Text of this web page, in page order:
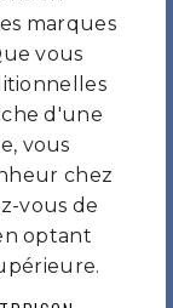
marques
vous
d'une
vous
chez
vous de
optant